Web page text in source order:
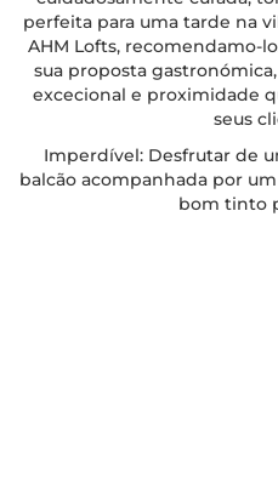
perfeita para uma tarde na
AHM Lofts, recomendamo-
sua proposta
excecional e proximidade
seus
Imperdível: Desfrutar de
balcão acompanhada por
bom tinto